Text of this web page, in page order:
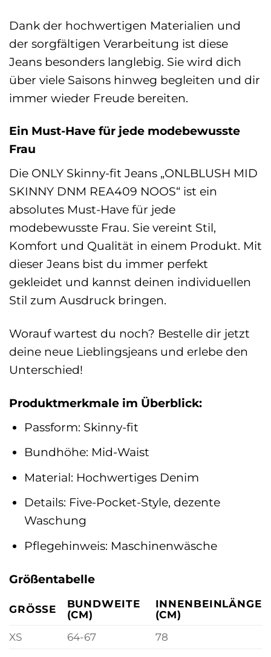
Dank der hochwertigen Materialien und
der sorgfältigen Verarbeitung ist diese
Jeans besonders langlebig. Sie wird dich
über viele Saisons hinweg begleiten und dir
immer wieder Freude bereiten.
Ein Must-Have für jede modebewusste
Frau
Die ONLY Skinny-fit Jeans „ONLBLUSH MID
SKINNY DNM REA409 NOOS“ ist ein
absolutes Must-Have für jede
modebewusste Frau. Sie vereint Stil,
Komfort und Qualität in einem Produkt. Mit
dieser Jeans bist du immer perfekt
gekleidet und kannst deinen individuellen
Stil zum Ausdruck bringen.
Worauf wartest du noch? Bestelle dir jetzt
deine neue Lieblingsjeans und erlebe den
Unterschied!
Produktmerkmale im Überblick:
Passform: Skinny-fit
Bundhöhe: Mid-Waist
Material: Hochwertiges Denim
Details: Five-Pocket-Style, dezente
Waschung
Pflegehinweis: Maschinenwäsche
Größentabelle
GRÖSSE
BUNDWEITE
(CM)
INNENBEINLÄNGE
(CM)
XS
64-67
78